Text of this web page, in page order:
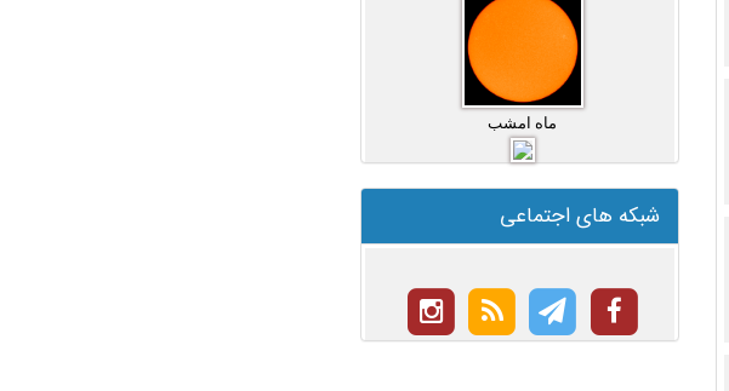
ماه امشب
شبکه های اجتماعی